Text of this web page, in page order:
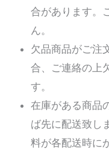
合があります。
ん。
欠品商品がご注
合、ご連絡の上
す。
在庫がある商品
ば先に配送致し
料が各配送時に